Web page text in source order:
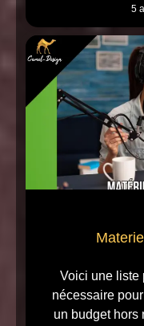
5
Voici une liste
nécessaire
un budget hors